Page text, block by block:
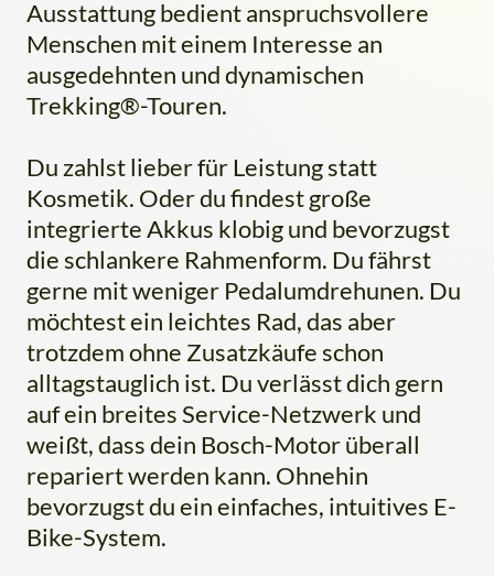
Ausstattung bedient anspruchsvollere
Menschen mit einem Interesse an
ausgedehnten und dynamischen
Trekking®-Touren.
Du zahlst lieber für Leistung statt
Kosmetik. Oder du findest große
integrierte Akkus klobig und bevorzugst
die schlankere Rahmenform. Du fährst
gerne mit weniger Pedalumdrehunen. Du
möchtest ein leichtes Rad, das aber
trotzdem ohne Zusatzkäufe schon
alltagstauglich ist. Du verlässt dich gern
auf ein breites Service-Netzwerk und
weißt, dass dein Bosch-Motor überall
repariert werden kann. Ohnehin
bevorzugst du ein einfaches, intuitives E-
Bike-System.